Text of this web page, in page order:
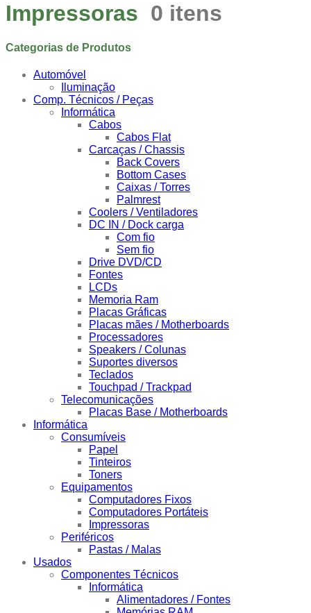
Impressoras 0 itens
Categorias de Produtos
Automóvel
Iluminação
Comp. Técnicos / Peças
Informática
Cabos
Cabos Flat
Carcaças / Chassis
Back Covers
Bottom Cases
Caixas / Torres
Palmrest
Coolers / Ventiladores
DC IN / Dock carga
Com fio
Sem fio
Drive DVD/CD
Fontes
LCDs
Memoria Ram
Placas Gráficas
Placas mães / Motherboards
Processadores
Speakers / Colunas
Suportes diversos
Teclados
Touchpad / Trackpad
Telecomunicações
Placas Base / Motherboards
Informática
Consumíveis
Papel
Tinteiros
Toners
Equipamentos
Computadores Fixos
Computadores Portáteis
Impressoras
Periféricos
Pastas / Malas
Usados
Componentes Técnicos
Informática
Alimentadores / Fontes